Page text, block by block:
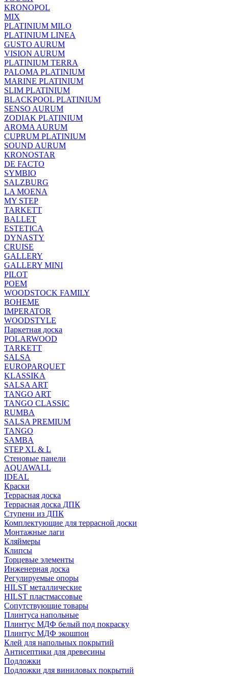
KRONOPOL
MIX
PLATINIUM MILO
PLATINIUM LINEA
GUSTO AURUM
VISION AURUM
PLATINIUM TERRA
PALOMA PLATINIUM
MARINE PLATINIUM
SLIM PLATINIUM
BLACKPOOL PLATINIUM
SENSO AURUM
ZODIAK PLATINIUM
AROMA AURUM
CUPRUM PLATINIUM
SOUND AURUM
KRONOSTAR
DE FACTO
SYMBIO
SALZBURG
LA MOENA
MY STEP
TARKETT
BALLET
ESTETICA
DYNASTY
CRUISE
GALLERY
GALLERY MINI
PILOT
POEM
WOODSTOCK FAMILY
BOHEME
IMPERATOR
WOODSTYLE
Паркетная доска
POLARWOOD
TARKETT
SALSA
EUROPARQUET
KLASSIKA
SALSA ART
TANGO ART
TANGO CLASSIC
RUMBA
SALSA PREMIUM
TANGO
SAMBA
STEP XL & L
Стеновые панели
AQUAWALL
IDEAL
Краски
Террасная доска
Террасная доска ДПК
Ступени из ДПК
Комплектующие для террасной доски
Монтажные лаги
Кляймеры
Клипсы
Торцевые элементы
Инженерная доска
Регулируемые опоры
HILST металлические
HILST пластмассовые
Сопутствующие товары
Плинтуса напольные
Плинтус МДФ белый под покраску
Плинтус МДФ экошпон
Клей для напольных покрытий
Антисептики для древесины
Подложки
Подложки для виниловых покрытий